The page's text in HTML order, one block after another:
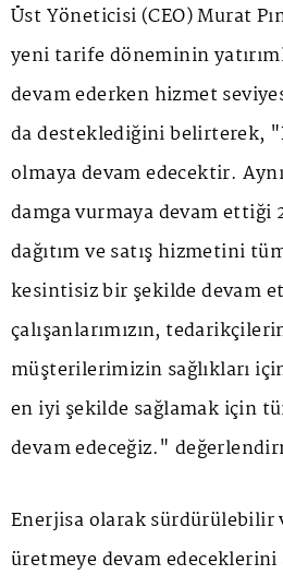
Üst Yöneticisi (CEO) Murat
yeni tarife döneminin
devam ederken hizmet
da desteklediğini belirterek,
olmaya devam edecektir.
damga vurmaya devam ettiği
dağıtım ve satış hizmetini
kesintisiz bir şekilde devam
çalışanlarımızın,
müşterilerimizin sağlıkları
en iyi şekilde sağlamak için
devam edeceğiz."
Enerjisa olarak sürdürülebilir
üretmeye devam edeceklerini